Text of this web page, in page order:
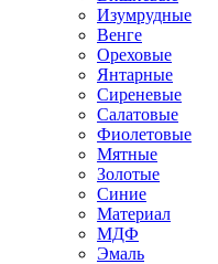
Изумрудные
Венге
Ореховые
Янтарные
Сиреневые
Салатовые
Фиолетовые
Мятные
Золотые
Синие
Материал
МДФ
Эмаль